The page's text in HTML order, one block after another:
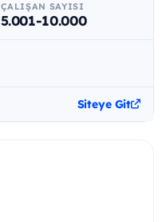
ÇALIŞAN SAYISI
5.001-10.000
Siteye Git